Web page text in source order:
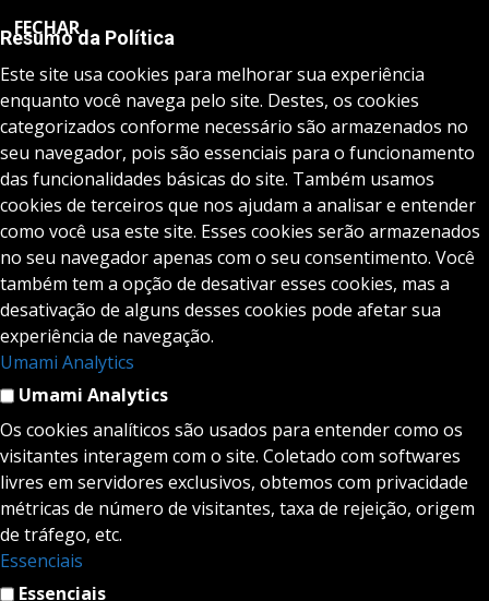
FECHAR
Resumo da Política
Este site usa cookies para melhorar sua experiência
enquanto você navega pelo site. Destes, os cookies
categorizados conforme necessário são armazenados no
seu navegador, pois são essenciais para o funcionamento
das funcionalidades básicas do site. Também usamos
cookies de terceiros que nos ajudam a analisar e entender
como você usa este site. Esses cookies serão armazenados
no seu navegador apenas com o seu consentimento. Você
também tem a opção de desativar esses cookies, mas a
desativação de alguns desses cookies pode afetar sua
experiência de navegação.
Umami Analytics
Umami Analytics
Os cookies analíticos são usados para entender como os
visitantes interagem com o site. Coletado com softwares
livres em servidores exclusivos, obtemos com privacidade
métricas de número de visitantes, taxa de rejeição, origem
de tráfego, etc.
Essenciais
Essenciais